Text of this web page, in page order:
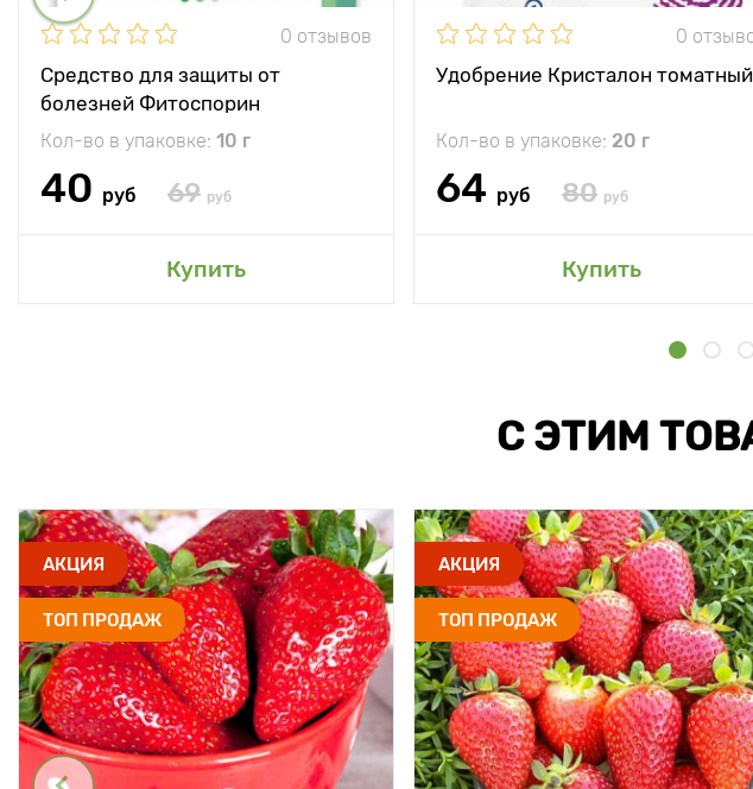
0 отзывов
Средство для защиты от
болезней Фитоспорин
Кол-во в упаковке: 10 г
40 руб 69 руб
Купить
0
Удобрение Кристалон томатный
Кол-во в упаковке: 20 г
64 руб 80 руб
Купить
С ЭТИМ
АКЦИЯ
ТОП ПРОДАЖ
АКЦИЯ
ТОП ПРОДАЖ